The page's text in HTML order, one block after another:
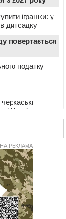
іграшки: у
дитсадку
повертається
податку
України
день
із
2023
коли
прикладом
РЕКЛАМА